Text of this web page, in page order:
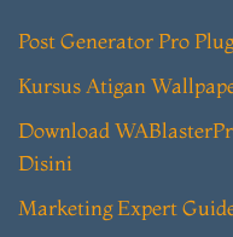
Post Generator Pro
Kursus Atigan
Download
Disini
Marketing Expert